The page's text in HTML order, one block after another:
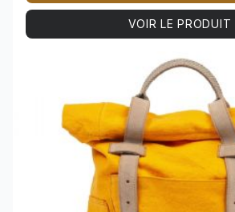
VOIR LE PRODUIT
Voir le produit GRAND SAC A DOS